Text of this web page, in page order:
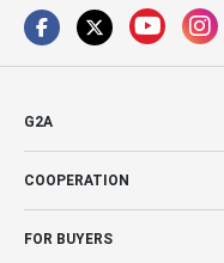
G2A
COOPERATION
FOR BUYERS